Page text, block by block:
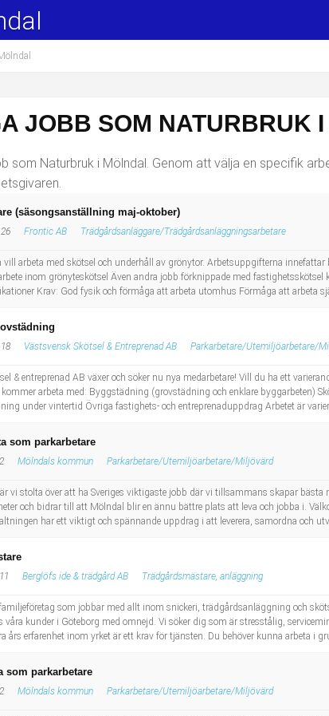
sekreterare
JOBB SOM NATURBRUK
som Naturbruk i Mölndal. Genom att välja en specifik
(säsongsanställning maj-oktober)
Frontic AB Trädgårdsanläggare/Trädgårdsanläggningsarbetare
vill arbeta med skötsel och underhåll av grönytor. Arbetsuppgifterna
inom grönyteskötsel Även andra jobb förknippade med
Krav: God fysik och förmåga att arbeta utomhus Förmåga att arbeta
Västsvensk Skötsel & Entreprenad AB Parkarbetare/Utemiljöarbetare/
& entreprenad AB växer och söker nu nya medarbetare! Vill du ha ett
arbeta med: Byggstädning (grovstädning och enklare byggarbeten)
under vintertid Övriga fastighets- och entreprenaduppdrag Arbetet är
som parkarbetare
Mölndals kommun Parkarbetare/Utemiljöarbetare/Miljövärd
är vi stolta över att ha Sveriges viktigaste jobb där vi tillsammans skapar
och bidrar till att Mölndal blir en ännu bättre plats att leva och jobba i.
har ett viktigt och spännande uppdrag i att leverera, samordna och
Berglöfs ide & trädgård AB Trädgårdsmästare, anläggning
som jobbar med allt inom snickeri, trädgårdsanläggning och
våra kunder i Göteborg med omnejd. Vi söker dig som är stresstålig,
års erfarenhet inom yrket är ett krav för tjänsten. Du behöver kunna arbeta i
som parkarbetare
Mölndals kommun Parkarbetare/Utemiljöarbetare/Miljövärd